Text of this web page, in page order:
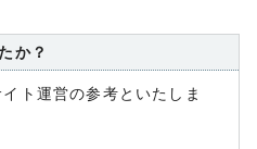
か？
ト運営の参考といたしま